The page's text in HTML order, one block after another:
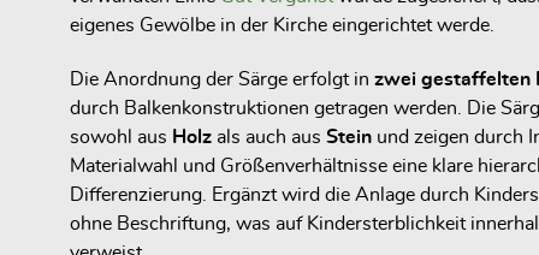
eigenes Gewölbe in der Kirche eingerichtet werde.
Die Anordnung der Särge erfolgt in zwei gestaffelten
durch Balkenkonstruktionen getragen werden. Die
sowohl aus Holz als auch aus Stein und zeigen durch
Materialwahl und Größenverhältnisse eine klare
Differenzierung. Ergänzt wird die Anlage durch
ohne Beschriftung, was auf Kindersterblichkeit